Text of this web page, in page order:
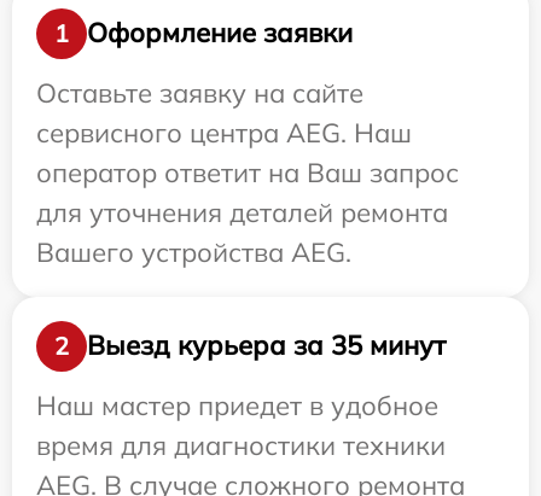
1
Оформление заявки
Оставьте заявку на сайте
сервисного центра AEG. Наш
оператор ответит на Ваш запрос
для уточнения деталей ремонта
Вашего устройства AEG.
2
Выезд курьера за 35 минут
Наш мастер приедет в удобное
время для диагностики техники
AEG. В случае сложного ремонта